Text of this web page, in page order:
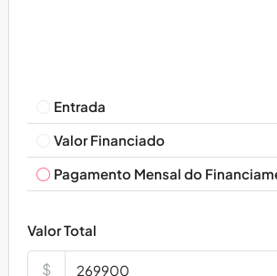
Entrada
Valor Financiado
Pagamento Mensal do
Valor Total
$